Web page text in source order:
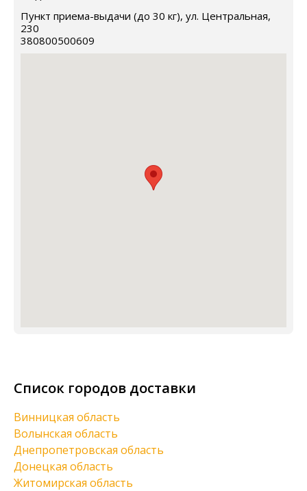
Пункт приема-выдачи (до 30 кг), ул. Центральная,
230
380800500609
Список городов доставки
Винницкая область
Волынская область
Днепропетровская область
Донецкая область
Житомирская область